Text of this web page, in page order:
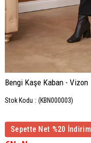
Bengi Kaşe Kaban - Vizon
Stok Kodu (KBN000003)
Sepette Net %20 İndirim